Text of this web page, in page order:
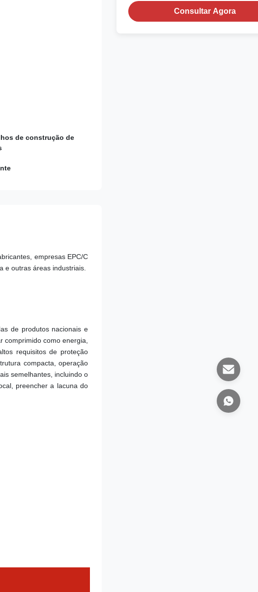
de construção de
empresas EPC/C
e outras áreas industriais.
de produtos nacionais e
como energia,
requisitos de proteção
compacta, operação
semelhantes, incluindo o
, preencher a lacuna do
Consultar Agora